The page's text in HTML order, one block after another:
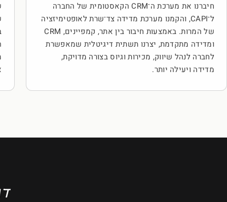
חיברנו את מערכת ה־CRM הקאסטומית של החברה
ל־CAPI, והקמנו מערכת מדידה צד־שרת לאופטימיזציה
של המרות. באמצעות חיבור בין אתר, קמפיינים, CRM
ומדידה מתקדמת, יצרנו תשתית דיגיטלית שמאפשרת
לחברה לנהל שיווק, מכירות וגיוס בצורה מדויקת,
מדידה ויעילה יותר.